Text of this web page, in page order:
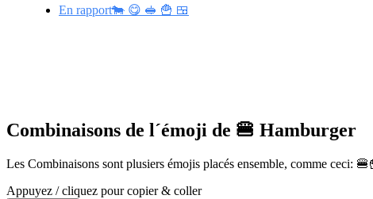
En rapport🐄 😋 🥪 🍟 🍱
Combinaisons de l´émoji de 🍔 Hamburger
Les Combinaisons sont plusiers émojis placés ensemble, comme ceci:
Appuyez / cliquez pour copier & coller